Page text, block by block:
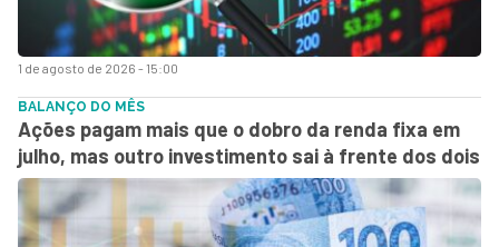
1 de agosto de 2026 - 15:00
BALANÇO DO MÊS
Ações pagam mais que o dobro da renda fixa em
julho, mas outro investimento sai à frente dos dois